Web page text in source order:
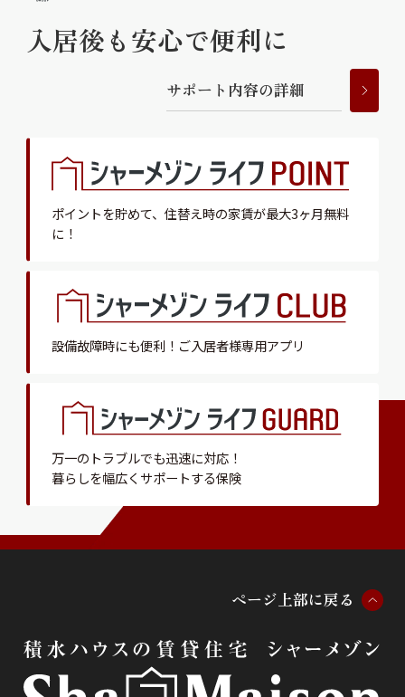
入居後も安心で便利に
サポー ト 内容の詳細
ポイントを貯めて、 住替え時の家賃が最大3ヶ月無料
に！
設備故障時にも便利！ ご入居者様専用アプリ
万一のトラブルでも迅速に対応！
暮らしを幅広くサポートする保険
ページ 上部に戻る